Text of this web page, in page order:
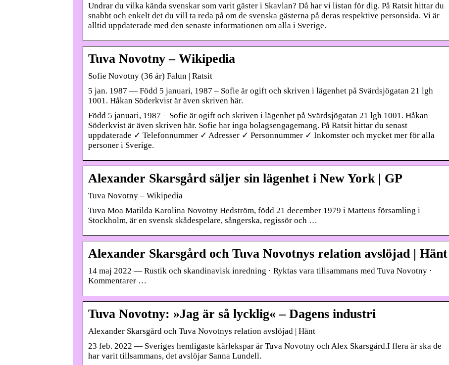
Undrar du vilka kända svenskar som varit gäster i Skavlan? Då har vi listan för dig. På Ratsit hittar du
snabbt och enkelt det du vill ta reda på om de svenska gästerna på deras respektive personsida. Vi är
alltid uppdaterade med den senaste informationen om alla i Sverige.
Tuva Novotny – Wikipedia
Sofie Novotny (36 år) Falun | Ratsit
5 jan. 1987 — Född 5 januari, 1987 – Sofie är ogift och skriven i lägenhet på Svärdsjögatan 21 lgh
1001. Håkan Söderkvist är även skriven här.
Född 5 januari, 1987 – Sofie är ogift och skriven i lägenhet på Svärdsjögatan 21 lgh 1001. Håkan
Söderkvist är även skriven här. Sofie har inga bolagsengagemang. På Ratsit hittar du senast
uppdaterade ✓ Telefonnummer ✓ Adresser ✓ Personnummer ✓ Inkomster och mycket mer för alla
personer i Sverige.
Alexander Skarsgård säljer sin lägenhet i New York | GP
Tuva Novotny – Wikipedia
Tuva Moa Matilda Karolina Novotny Hedström, född 21 december 1979 i Matteus församling i
Stockholm, är en svensk skådespelare, sångerska, regissör och …
Alexander Skarsgård och Tuva Novotnys relation avslöjad | Hänt
14 maj 2022 — Rustik och skandinavisk inredning · Ryktas vara tillsammans med Tuva Novotny ·
Kommentarer …
Tuva Novotny: »Jag är så lycklig« – Dagens industri
Alexander Skarsgård och Tuva Novotnys relation avslöjad | Hänt
23 feb. 2022 — Sveriges hemligaste kärlekspar är Tuva Novotny och Alex Skarsgård.I flera år ska de
har varit tillsammans, det avslöjar Sanna Lundell.